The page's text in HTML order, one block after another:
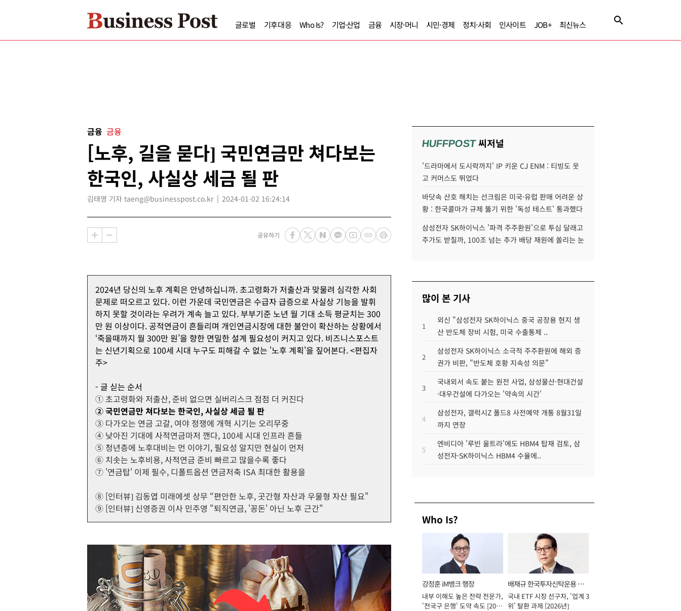
글로벌 기후대응 Who Is? 기업·산업 금융 시장·머니 시민·경제 정치·사회 인사이트 JOB+ 최신뉴스
금융 금융
[노후, 길을 묻다] 국민연금만 쳐다보는
한국인, 사실상 세금 될 판
김태영 기자 taeng@businesspost.co.kr 2024-01-02 16:24:14
공유하기
2024년 당신의 노후 계획은 안녕하십니까. 초고령화가 저출산과 맞물려 심각한 사회
문제로 떠오르고 있다. 이런 가운데 국민연금은 수급자 급증으로 사실상 기능을 발휘
하지 못할 것이라는 우려가 계속 늘고 있다. 부부기준 노년 월 기대 소득 평균치는 300
만 원 이상이다. 공적연금이 흔들리며 개인연금시장에 대한 불안이 확산하는 상황에서
‘죽을때까지 월 300만 원’을 향한 면밀한 설계 필요성이 커지고 있다. 비즈니스포스트
는 신년기획으로 100세 시대 누구도 피해갈 수 없는 '노후 계획'을 짚어본다. <편집자
주>
- 글 싣는 순서
① 초고령화와 저출산, 준비 없으면 실버리스크 점점 더 커진다
② 국민연금만 쳐다보는 한국인, 사실상 세금 될 판
③ 다가오는 연금 고갈, 여야 정쟁에 개혁 시기는 오리무중
④ 낮아진 기대에 사적연금마저 깬다, 100세 시대 인프라 흔들
⑤ 청년층에 노후대비는 먼 이야기, 필요성 알지만 현실이 먼저
⑥ 치솟는 노후비용, 사적연금 준비 빠르고 많을수록 좋다
⑦ '연금탑' 이제 필수, 디폴트옵션 연금저축 ISA 최대한 활용을
⑧ [인터뷰] 김동엽 미래에셋 상무 “편안한 노후, 곳간형 자산과 우물형 자산 필요"
⑨ [인터뷰] 신영증권 이사 민주영 "퇴직연금, '꽁돈' 아닌 노후 근간"
HUFFPOST씨저널
'드라마에서 도시락까지' IP 키운 CJ ENM : 티빙도 웃
고 커머스도 뛰었다
바닷속 산호 해치는 선크림은 미국·유럽 판매 어려운 상
황 : 한국콜마가 규제 뚫기 위한 '독성 테스트' 통과했다
삼성전자 SK하이닉스 '파격 주주환원'으로 투심 달래고
주가도 받칠까, 100조 넘는 추가 배당 재원에 쏠리는 눈
많이 본 기사
1
외신 "삼성전자 SK하이닉스 중국 공장용 현지 생
산 반도체 장비 시험, 미국 수출통제 ..
2
삼성전자 SK하이닉스 소극적 주주환원에 해외 증
권가 비판, "반도체 호황 지속성 의문"
3
국내외서 속도 붙는 원전 사업, 삼성물산·현대건설
·대우건설에 다가오는 '약속의 시간'
4
삼성전자, 갤럭시Z 폴드8 사전예약 개통 8월31일
까지 연장
5
엔비디아 '루빈 울트라'에도 HBM4 탑재 검토, 삼
성전자·SK하이닉스 HBM4 수율에..
Who Is?
강정훈 iM뱅크 행장
내부 이해도 높은 전략 전문가,
'전국구 은행' 도약 속도 [2026
배재규 한국투자신탁운용 대
표이사 사장
국내 ETF 시장 선구자, '업계 3
위' 탈환 과제 [2026년]